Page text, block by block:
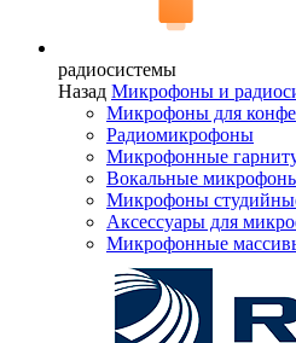
радиосистемы
Назад Микрофоны и
Микрофоны для
Радиомикрофоны
Микрофонные
Вокальные
Микрофоны
Аксессуары для
Микрофонные